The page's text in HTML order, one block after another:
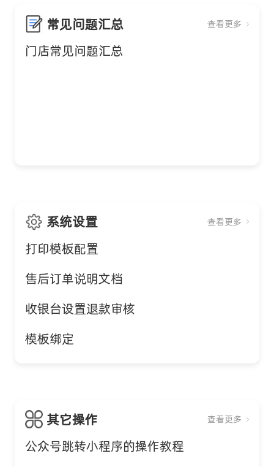
常见问题汇总 查看更多
门店常见问题汇总
系统设置 查看更多
打印模板配置
售后订单说明文档
收银台设置退款审核
模板绑定
其它操作 查看更多
公众号跳转小程序的操作教程